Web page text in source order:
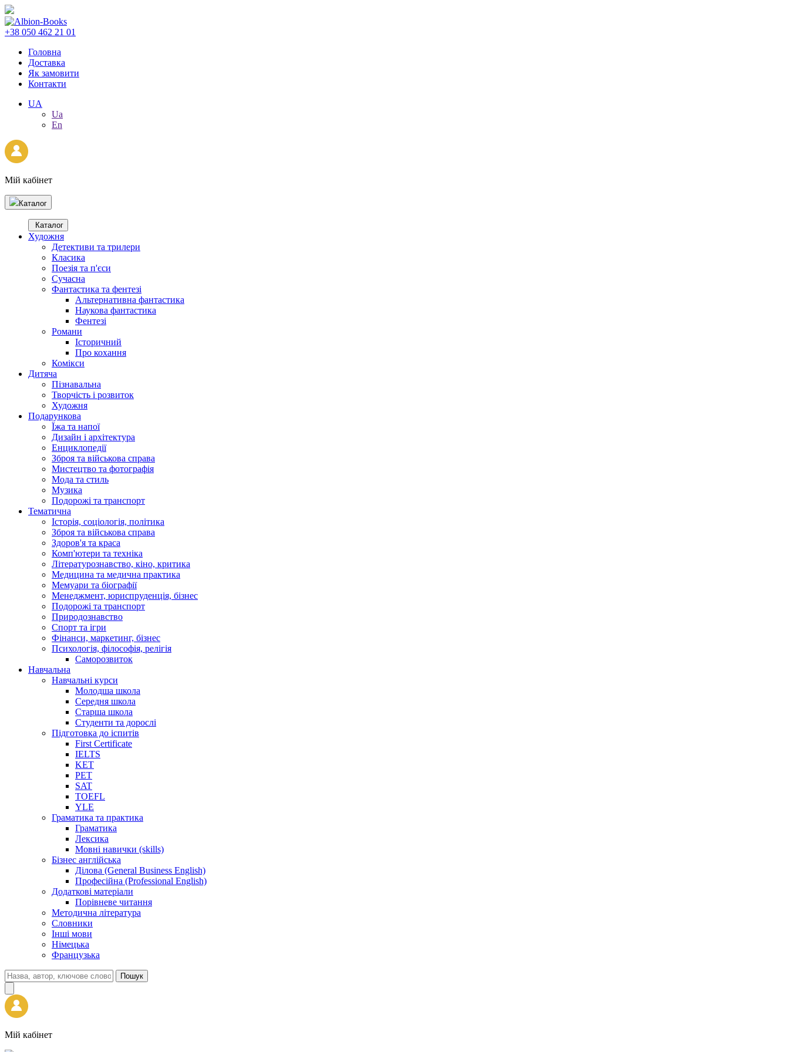
+38 050 462 21 01
Головна
Доставка
Як замовити
Контакти
UA
Ua
En
Мій кабінет
Каталог
Каталог
Художня
Детективи та трилери
Класика
Поезія та п'єси
Сучасна
Фантастика та фентезі
Альтернативна фантастика
Наукова фантастика
Фентезі
Романи
Історичний
Про кохання
Комікси
Дитяча
Пізнавальна
Творчість і розвиток
Художня
Подарункова
Їжа та напої
Дизайн і архітектура
Енциклопедії
Зброя та військова справа
Мистецтво та фотографія
Мода та стиль
Музика
Подорожі та транспорт
Тематична
Історія, соціологія, політика
Зброя та військова справа
Здоров'я та краса
Комп'ютери та техніка
Літературознавство, кіно, критика
Медицина та медична практика
Мемуари та біографії
Менеджмент, юриспруденція, бізнес
Подорожі та транспорт
Природознавство
Спорт та ігри
Фінанси, маркетинг, бізнес
Психологія, філософія, релігія
Саморозвиток
Навчальна
Навчальні курси
Молодша школа
Середня школа
Старша школа
Студенти та дорослі
Підготовка до іспитів
First Certificate
IELTS
KET
PET
SAT
TOEFL
YLE
Граматика та практика
Граматика
Лексика
Мовні навички (skills)
Бізнес англійська
Ділова (General Business English)
Професійна (Professional English)
Додаткові матеріали
Порівневе читання
Методична література
Словники
Інші мови
Німецька
Французька
Пошук
Мій кабінет